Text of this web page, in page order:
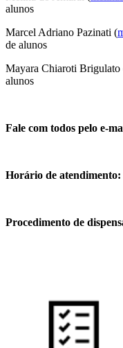
alunos
Marcel Adriano Pazinati (
de alunos
Mayara Chiaroti Brigulato
alunos
Fale com todos pelo e-
Horário de atendimento:
Procedimento de